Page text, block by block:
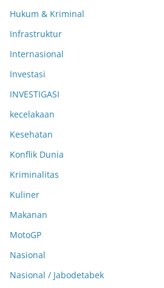
Hukum & Kriminal
Infrastruktur
Internasional
Investasi
INVESTIGASI
kecelakaan
Kesehatan
Konflik Dunia
Kriminalitas
Kuliner
Makanan
MotoGP
Nasional
Nasional / Jabodetabek